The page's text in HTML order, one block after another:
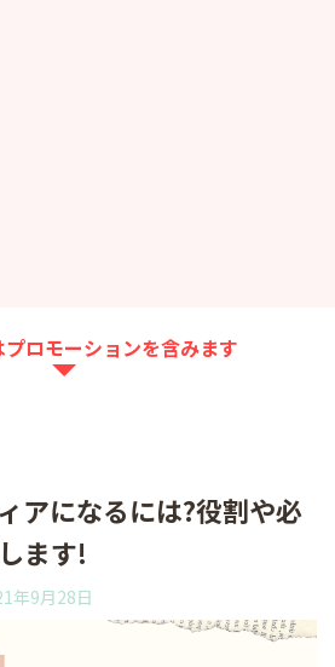
ロモーションを含みます
アになるには?役割や必
ます!
年9月28日